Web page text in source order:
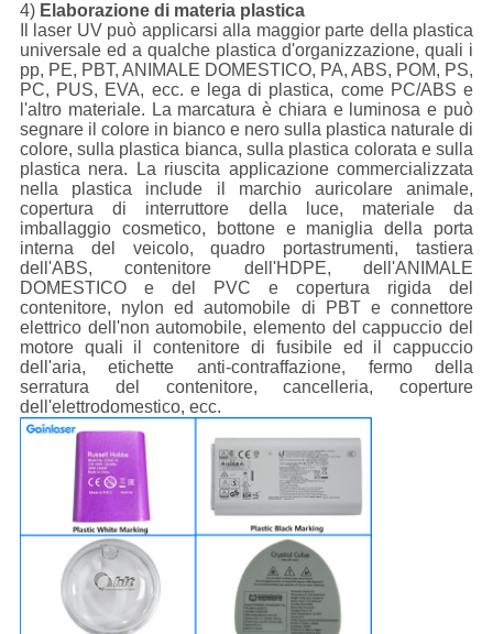
4) Elaborazione di materia plastica
Il laser UV può applicarsi alla maggior parte della plastica
universale ed a qualche plastica d'organizzazione, quali i
pp, PE, PBT, ANIMALE DOMESTICO, PA, ABS, POM, PS,
PC, PUS, EVA, ecc. e lega di plastica, come PC/ABS e
l'altro materiale. La marcatura è chiara e luminosa e può
segnare il colore in bianco e nero sulla plastica naturale di
colore, sulla plastica bianca, sulla plastica colorata e sulla
plastica nera. La riuscita applicazione commercializzata
nella plastica include il marchio auricolare animale,
copertura di interruttore della luce, materiale da
imballaggio cosmetico, bottone e maniglia della porta
interna del veicolo, quadro portastrumenti, tastiera
dell'ABS, contenitore dell'HDPE, dell'ANIMALE
DOMESTICO e del PVC e copertura rigida del
contenitore, nylon ed automobile di PBT e connettore
elettrico dell'non automobile, elemento del cappuccio del
motore quali il contenitore di fusibile ed il cappuccio
dell'aria, etichette anti-contraffazione, fermo della
serratura del contenitore, cancelleria, coperture
dell'elettrodomestico, ecc.